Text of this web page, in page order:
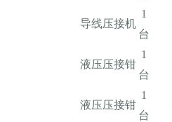
导线压接机
1
台
液压压接钳
1
台
液压压接钳
1
台